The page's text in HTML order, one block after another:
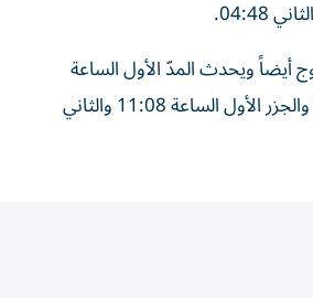
أيضاً ويحدث المدّ الأول الساعة
15:56 والثاني 07:29 والجزر الأول الساعة 11:08 والثاني